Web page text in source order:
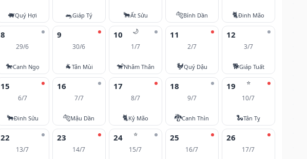
🐖Quý Hợi 🐀Giáp Tý 🐂Ất Sửu 🐅Bính Dần 🐈Đinh Mão
8
29/6
🐎Canh Ngọ
9
30/6
🐐Tân Mùi
🌙
10
1/7
🐒Nhâm Thân
11
2/7
🐓Quý Dậu
12
3/7
🐕Giáp Tuất
15
6/7
🐂Đinh Sửu
16
7/7
🐅Mậu Dần
17
8/7
🐈Kỷ Mão
18
9/7
🐉Canh Thìn
⭐
19
10/7
🐍Tân Tỵ
22
13/7
23
14/7
⭐
24
15/7
25
16/7
26
17/7